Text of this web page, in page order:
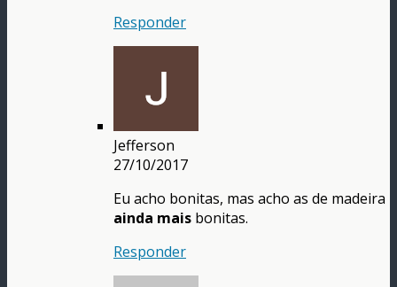
Responder
Jefferson
27/10/2017
Eu acho bonitas, mas acho as de madeira
ainda mais bonitas.
Responder